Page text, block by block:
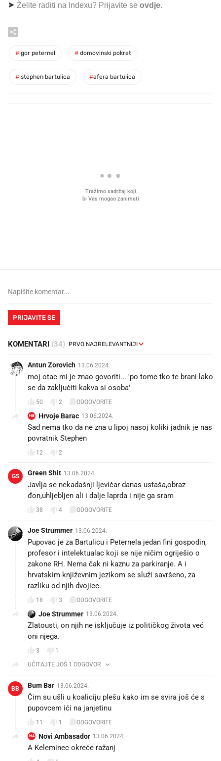
Želite raditi na Indexu? Prijavite se ovdje.
#igor peternel # domovinski pokret
# stephen bartulica #afera bartulica
PRIJAVITE SE
KOMENTARI (34)
Antun Zorovich 13.06.2024.
moj otac mi je znao govoriti... 'po tome tko te brani lako
se da zaključiti kakva si osoba'
50 2 ODGOVORITE
HB Hrvoje Barac 13.06.2024.
Sad nema tko da ne zna u lipoj nasoj koliki jadnik je nas
povratnik Stephen
12 2
GS Green Shit 13.06.2024.
Javlja se nekadašnji ljevičar danas ustaša,obraz
đon,uhljebljen ali i dalje laprda i nije ga sram
38 4 ODGOVORITE
Joe Strummer 13.06.2024.
Pupovac je za Bartulicu i Peternela jedan fini gospodin,
profesor i intelektualac koji se nije ničim ogriješio o
zakone RH. Nema čak ni kaznu za parkiranje. A i
hrvatskim književnim jezikom se služi savršeno, za
razliku od njih dvojice.
18 3 ODGOVORITE
Joe Strummer 13.06.2024.
Zlatousti, on njih ne isključuje iz političkog života već
oni njega.
3
1
UČITAJTE JOŠ 1 ODGOVOR
BB Bum Bar 13.06.2024.
Čim su ušli u koaliciju plešu kako im se svira još će s
pupovcem ići na janjetinu
11 1 ODGOVORITE
NA Novi Ambasador 13.06.2024.
A Keleminec okreće ražanj